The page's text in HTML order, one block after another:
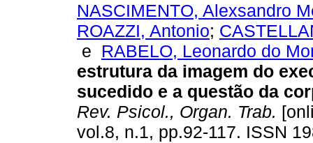
NASCIMENTO, Alexsandro
ROAZZI, Antonio;
e RABELO, Leonardo do
estrutura da imagem do
sucedido e a questão da
Rev. Psicol., Organ. Trab.
vol.8, n.1, pp.92-117. ISSN